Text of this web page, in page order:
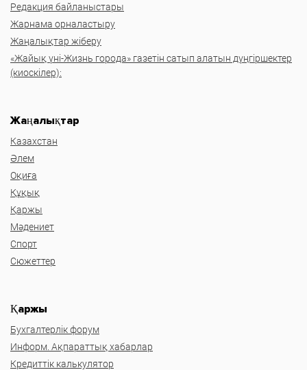
Редакция байланыстары
Жарнама орналастыру
Жаңалықтар жіберу
«Жайық үні-Жизнь города» газетін сатып алатын дүңгіршектер
(киоскілер):
Жаңалықтар
Казахстан
Әлем
Оқиға
Құқық
Қаржы
Мәдениет
Спорт
Сюжеттер
Қаржы
Бухгалтерлік форум
Информ. Ақпараттық хабарлар
Кредиттік калькулятор